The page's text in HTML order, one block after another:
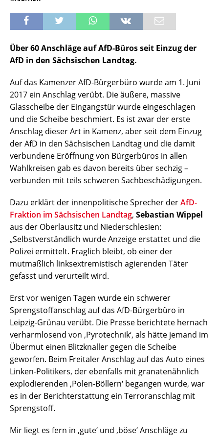
Über 60 Anschläge auf AfD-Büros seit Einzug der
AfD in den Sächsischen Landtag.
Auf das Kamenzer AfD-Bürgerbüro wurde am 1. Juni
2017 ein Anschlag verübt. Die äußere, massive
Glasscheibe der Eingangstür wurde eingeschlagen
und die Scheibe beschmiert. Es ist zwar der erste
Anschlag dieser Art in Kamenz, aber seit dem Einzug
der AfD in den Sächsischen Landtag und die damit
verbundene Eröffnung von Bürgerbüros in allen
Wahlkreisen gab es davon bereits über sechzig –
verbunden mit teils schweren Sachbeschädigungen.
Dazu erklärt der innenpolitische Sprecher derAfD-
Fraktion im Sächsischen Landtag, Sebastian Wippel
aus der Oberlausitz und Niederschlesien:
„Selbstverständlich wurde Anzeige erstattet und die
Polizei ermittelt. Fraglich bleibt, ob einer der
mutmaßlich linksextremistisch agierenden Täter
gefasst und verurteilt wird.
Erst vor wenigen Tagen wurde ein schwerer
Sprengstoffanschlag auf das AfD-Bürgerbüro in
Leipzig-Grünau verübt. Die Presse berichtete hernach
verharmlosend von ‚Pyrotechnik‘, als hätte jemand im
Übermut einen Blitzknaller gegen die Scheibe
geworfen. Beim Freitaler Anschlag auf das Auto eines
Linken-Politikers, der ebenfalls mit granatenähnlich
explodierenden ‚Polen-Böllern‘ begangen wurde, war
es in der Berichterstattung ein Terroranschlag mit
Sprengstoff.
Mir liegt es fern in ‚gute‘ und ‚böse‘ Anschläge zu